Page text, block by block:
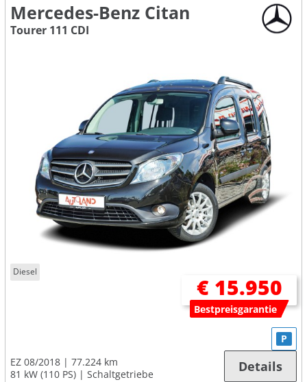
Mercedes-Benz Citan
Tourer 111 CDI
Diesel
€ 15.950
Bestpreisgarantie
EZ 08/2018
77.224 km
81 kW (110 PS)
Schaltgetriebe
P
Details